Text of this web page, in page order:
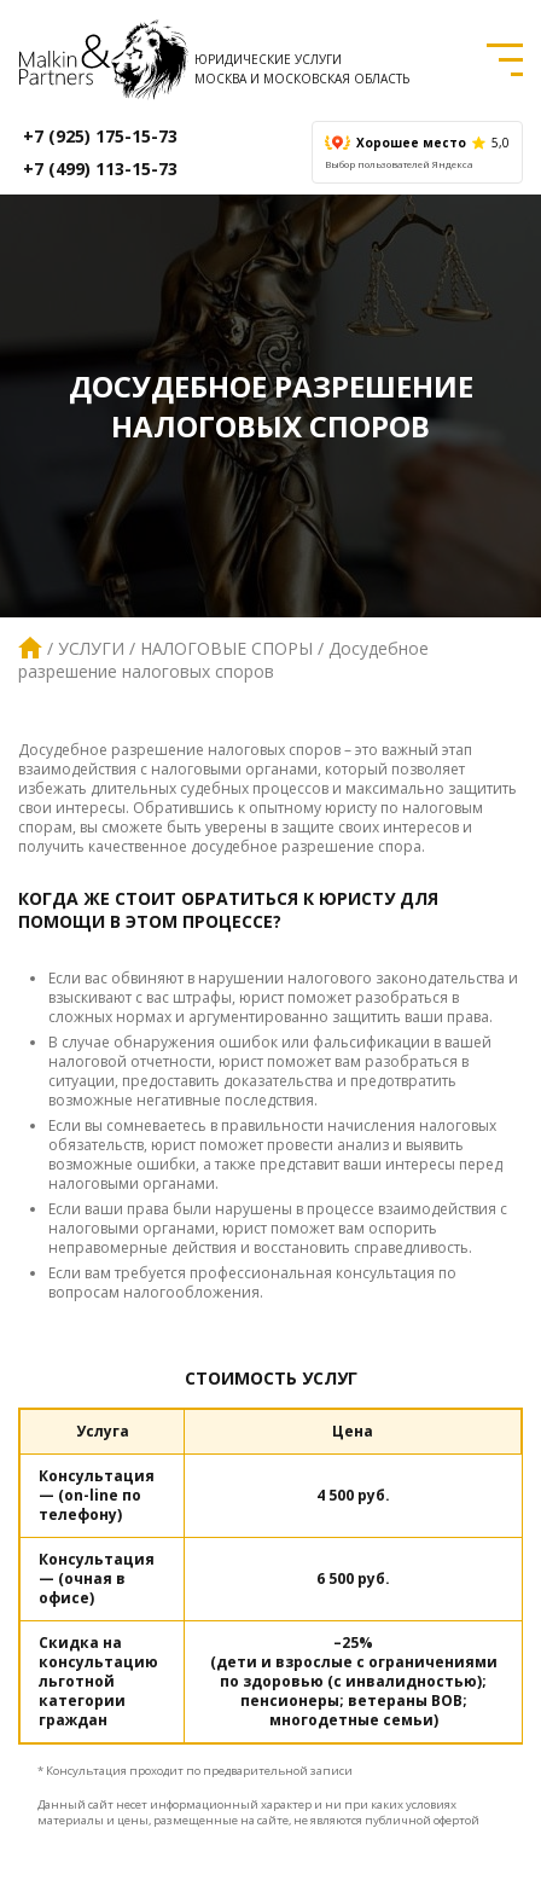
ЮРИДИЧЕСКИЕ УСЛУГИ
МОСКВА И МОСКОВСКАЯ ОБЛАСТЬ
+7 (925) 175-15-73
+7 (499) 113-15-73
Хорошее место 5,0
Выбор пользователей Яндекса
ДОСУДЕБНОЕ РАЗРЕШЕНИЕ
НАЛОГОВЫХ СПОРОВ
УСЛУГИ НАЛОГОВЫЕ СПОРЫ
Досудебное
разрешение налоговых споров
Досудебное разрешение налоговых споров – это важный этап
взаимодействия с налоговыми органами, который позволяет
избежать длительных судебных процессов и максимально защитить
свои интересы. Обратившись к опытному юристу по налоговым
спорам, вы сможете быть уверены в защите своих интересов и
получить качественное досудебное разрешение спора.
КОГДА ЖЕ СТОИТ ОБРАТИТЬСЯ К ЮРИСТУ ДЛЯ
ПОМОЩИ В ЭТОМ ПРОЦЕССЕ?
Если вас обвиняют в нарушении налогового законодательства и
взыскивают с вас штрафы, юрист поможет разобраться в
сложных нормах и аргументированно защитить ваши права.
В случае обнаружения ошибок или фальсификации в вашей
налоговой отчетности, юрист поможет вам разобраться в
ситуации, предоставить доказательства и предотвратить
возможные негативные последствия.
Если вы сомневаетесь в правильности начисления налоговых
обязательств, юрист поможет провести анализ и выявить
возможные ошибки, а также представит ваши интересы перед
налоговыми органами.
Если ваши права были нарушены в процессе взаимодействия с
налоговыми органами, юрист поможет вам оспорить
неправомерные действия и восстановить справедливость.
Если вам требуется профессиональная консультация по
вопросам налогообложения.
СТОИМОСТЬ УСЛУГ
Услуга Цена
Консультация
— (on-line по
телефону)
4 500 руб.
Консультация
— (очная в
офисе)
6 500 руб.
Скидка на
консультацию
льготной
категории
граждан
–25%
(дети и взрослые с ограничениями
по здоровью (с инвалидностью);
пенсионеры; ветераны ВОВ;
многодетные семьи)
* Консультация проходит по предварительной записи
Данный сайт несет информационный характер и ни при каких условиях
материалы и цены, размещенные на сайте, не являются публичной офертой